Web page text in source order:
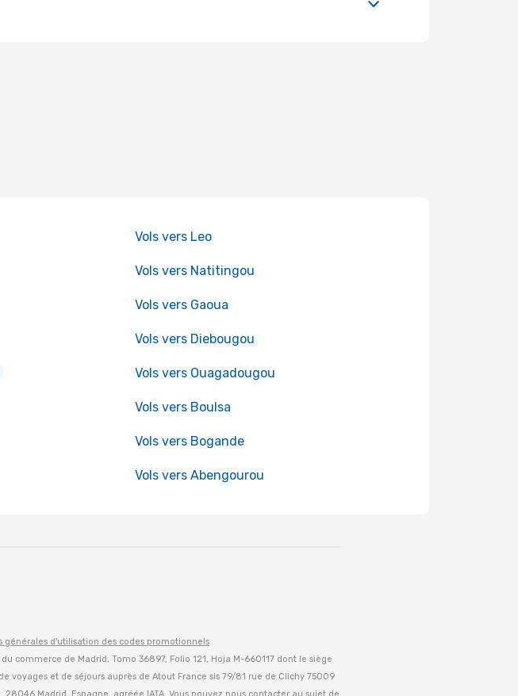
Vols vers Leo
Vols vers Natitingou
Vols vers Gaoua
Vols vers Diebougou
Vols vers Ouagadougou
Vols vers Boulsa
Vols vers Bogande
Vols vers Abengourou
générales d'utilisation des codes promotionnels
commerce de Madrid, Tomo 36897, Folio 121, Hoja M-660117 dont le siège
voyages et de séjours auprès de Atout France sis 79/81 rue de Clichy 75009